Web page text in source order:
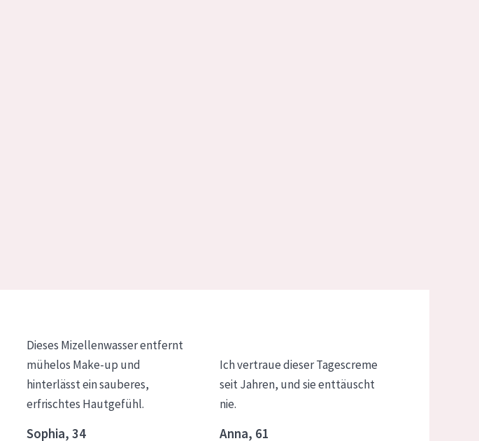
Dieses Mizellenwasser entfernt
mühelos Make-up und
hinterlässt ein sauberes,
erfrischtes Hautgefühl.
Sophia, 34
Ich vertraue dieser Tagescreme
seit Jahren, und sie enttäuscht
nie.
Anna, 61